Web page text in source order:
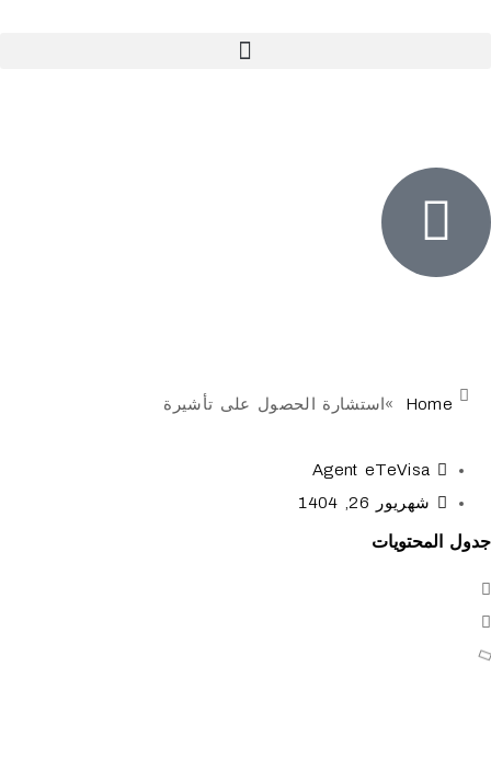
»استشارة الحصول على تأشيرة
Agent eTeVisa
شهریور 26, 1404